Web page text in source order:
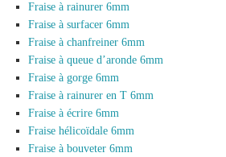
Fraise à rainurer 6mm
Fraise à surfacer 6mm
Fraise à chanfreiner 6mm
Fraise à queue d’aronde 6mm
Fraise à gorge 6mm
Fraise à rainurer en T 6mm
Fraise à écrire 6mm
Fraise hélicoïdale 6mm
Fraise à bouveter 6mm